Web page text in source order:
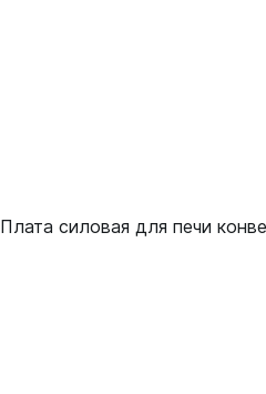
Плата силовая для печи